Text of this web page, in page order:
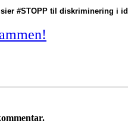
#STOPP til diskriminering i